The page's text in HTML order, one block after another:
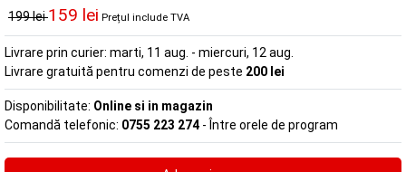
199 lei159 lei Prețul include TVA
Livrare prin curier: marti, 11 aug. - miercuri, 12 aug.
Livrare gratuită pentru comenzi de peste 200 lei
Disponibilitate: Online si in magazin
Comandă telefonic: 0755 223 274 - Între orele de program